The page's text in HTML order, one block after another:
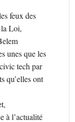
feux des
Loi,
unes que les
tech par
qu’elles ont
à l’actualité